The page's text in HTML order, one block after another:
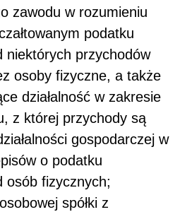
zawodu w rozumieniu
podatku
niektórych przychodów
osoby fizyczne, a także
działalność w zakresie
z której przychody są
gospodarczej w
o podatku
osób fizycznych;
spółki z